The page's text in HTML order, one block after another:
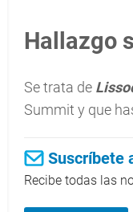
Hallazgo
Se trata de
Summit y que
Suscríbete
Recibe todas las